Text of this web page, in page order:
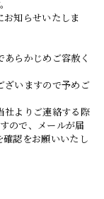
お知らせいたしま
らかじめご容赦く
ざいますので予めご
社よりご連絡する際
ので、メールが届
認をお願いいたし